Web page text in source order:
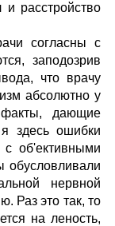
расстройство
согласны с
заподозрив
что врачу
абсолютно у
дающие
здесь ошибки
об'ективными
нервной
Раз это так, то
на леность,